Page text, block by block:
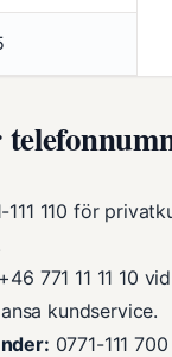
111 110 för
+46 771 11 11 10
kundservice.
0771-111